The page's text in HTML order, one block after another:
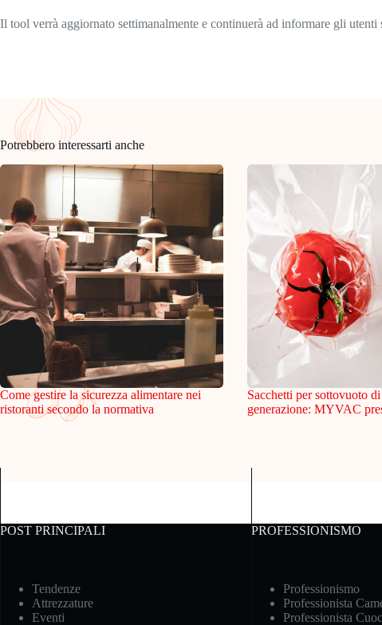
Il tool verrà aggiornato settimanalmente e continuerà ad informare gli
Potrebbero interessarti anche
Come gestire la sicurezza alimentare nei
ristoranti secondo la normativa
Sacchetti per sottovuoto
generazione: MYVAC
POST PRINCIPALI
Tendenze
Attrezzature
Eventi
PROFESSIONISMO
Professionismo
Professionista
Professionista